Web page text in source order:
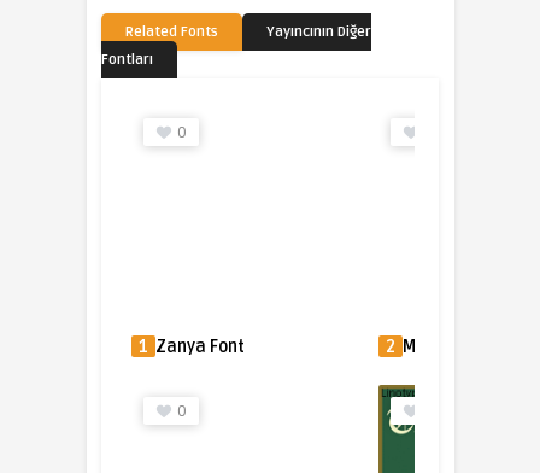
Related Fonts
Yayıncının Diğer
Fontları
0
2 Monotype Bodoni Font 3 Carousel™ Font
2